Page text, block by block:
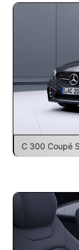
C 300 Coupé